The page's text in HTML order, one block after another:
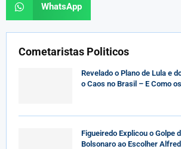
WhatsApp
Cometaristas Politicos
Revelado o Plano de Lula e
o Caos no Brasil – E Como
Figueiredo Explicou o Golpe
Bolsonaro ao Escolher